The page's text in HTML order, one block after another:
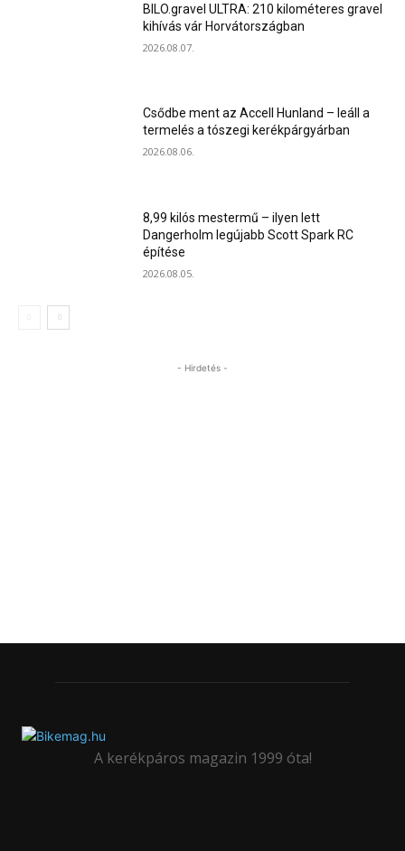
BILO.gravel ULTRA: 210 kilométeres gravel
kihívás vár Horvátországban
2026.08.07.
Csődbe ment az Accell Hunland – leáll a
termelés a tószegi kerékpárgyárban
2026.08.06.
8,99 kilós mestermű – ilyen lett
Dangerholm legújabb Scott Spark RC
építése
2026.08.05.
- Hirdetés -
A kerékpáros magazin 1999 óta!